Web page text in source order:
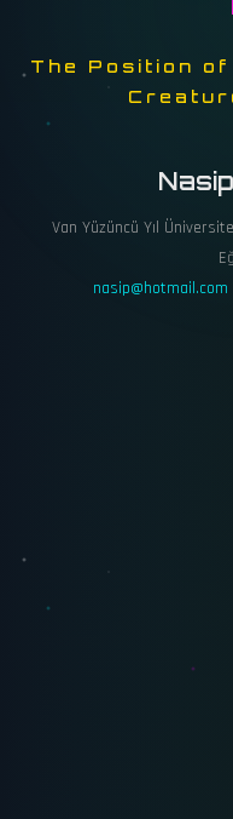
The Position of
Van Yüzüncü Yıl
nasip@hotmail.com